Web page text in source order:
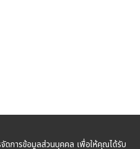
ดการข้อมูลส่วนบุคคล เพื่อให้คุณได้รับ